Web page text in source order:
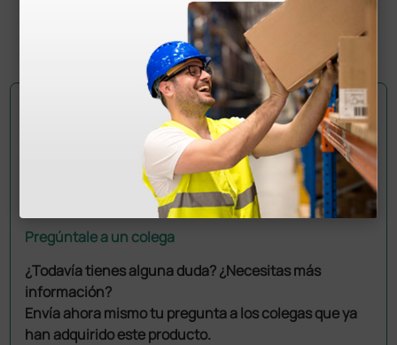
Pregúntale a un colega
¿Todavía tienes alguna duda? ¿Necesitas más
información?
Envía ahora mismo tu pregunta a los colegas que ya
han adquirido este producto.